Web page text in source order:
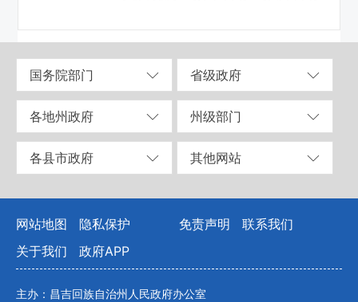
国务院部门 省级政府
各地州政府 州级部门
各县市政府 其他网站
网站地图 隐私保护 免责声明
联系我们
关于我们
政府APP
主办：昌吉回族自治州人民政府办公室